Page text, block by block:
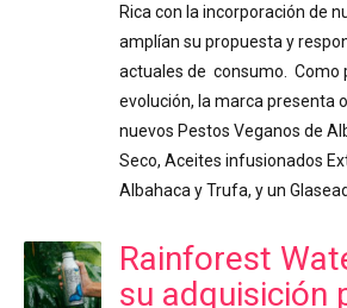
Rica con la incorporación de
amplían su propuesta y
actuales de consumo. Como
evolución, la marca presenta
nuevos Pestos Veganos de
Seco, Aceites infusionados
Albahaca y Trufa, y un
Rainforest
su adquisición